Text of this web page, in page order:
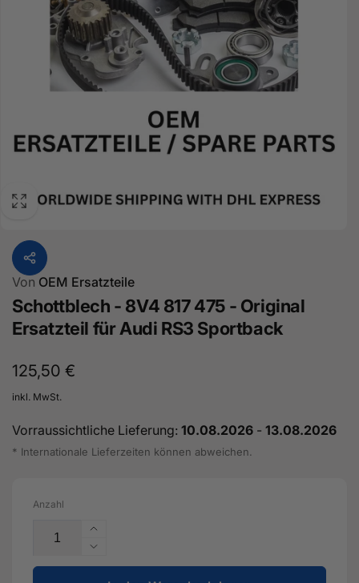
Von OEM Ersatzteile
Schottblech - 8V4 817 475 - Original
Ersatzteil für Audi RS3 Sportback
Normaler
Preis
125,50 €
inkl. MwSt.
Vorraussichtliche Lieferung: 10.08.2026 - 13.08.2026
* Internationale Lieferzeiten können abweichen.
Anzahl
Erhöhe
die
Menge
Verringere
die